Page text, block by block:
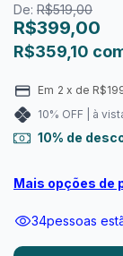
De: R$519,00
R$399,00
R$359,10
Em 2 x de
10% OFF | à
10% de
Mais opções de
34pessoas